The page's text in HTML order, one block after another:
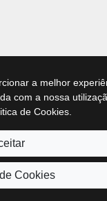
a melhor
com a nossa
de Cookies.
Cookies